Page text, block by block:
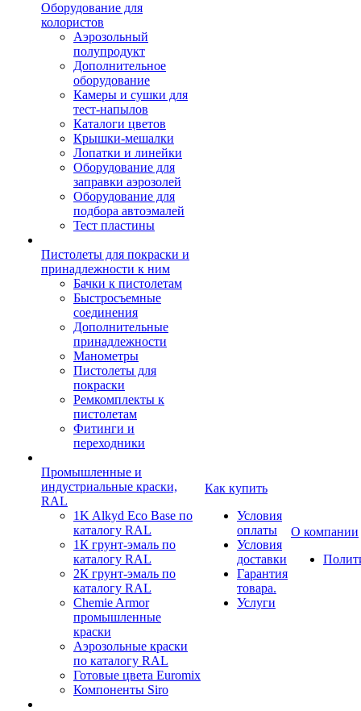
Оборудование для
колористов
Аэрозольный
полупродукт
Дополнительное
оборудование
Камеры и сушки для
тест-напылов
Каталоги цветов
Крышки-мешалки
Лопатки и линейки
Оборудование для
заправки аэрозолей
Оборудование для
подбора автоэмалей
Тест пластины
Пистолеты для покраски и
принадлежности к ним
Бачки к пистолетам
Быстросъемные
соединения
Дополнительные
принадлежности
Манометры
Пистолеты для
покраски
Ремкомплекты к
пистолетам
Фитинги и
переходники
Промышленные и
индустриальные краски,
RAL
1K Alkyd Eco Base по
каталогу RAL
1К грунт-эмаль по
каталогу RAL
2К грунт-эмаль по
каталогу RAL
Chemie Armor
промышленные
краски
Аэрозольные краски
по каталогу RAL
Готовые цвета Euromix
Компоненты Siro
Как купить
Условия
оплаты
Условия
доставки
Гарантия
товара.
Услуги
О компании